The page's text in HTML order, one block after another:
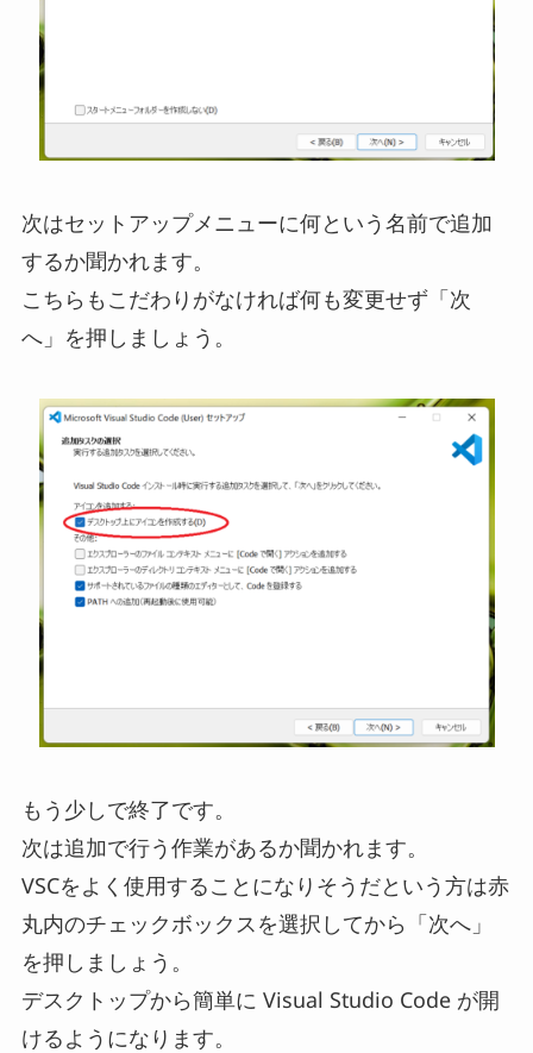
次はセットアップメニューに何という名前で追加
するか聞かれます。
こちらもこだわりがなければ何も変更せず「次
へ」を押しましょう。
もう少しで終了です。
次は追加で行う作業があるか聞かれます。
VSCをよく使用することになりそうだという方は赤
丸内のチェックボックスを選択してから「次へ」
を押しましょう。
デスクトップから簡単に Visual Studio Code が開
けるようになります。